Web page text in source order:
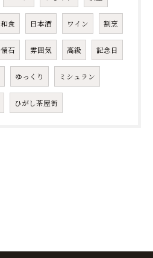
和食 日本酒 ワイン 割烹
懐石 雰囲気 高級 記念日
ゆっくり ミシュラン
ひがし茶屋街